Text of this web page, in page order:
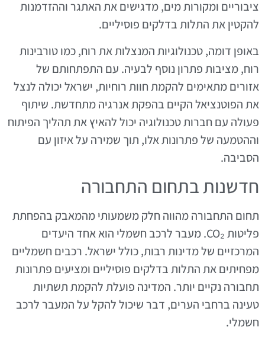
ציבוריים ומקורות מים, מדגישים את האתגר וההזדמנות
להקטין את התלות בדלקים פוסיליים.
באופן דומה, טכנולוגיות המנצלות את רוח, כמו טורבינות
רוח, מציבות פתרון נוסף לבעיה. עם התפתחותם של
אזורים מתאימים להקמת חוות רוחיות, ישראל יכולה לנצל
את הפוטנציאל הקיים בהפקת אנרגיה מתחדשת. שיתוף
פעולה עם חברות טכנולוגיה יכול להאיץ את תהליך הפיתוח
וההטמעה של פתרונות אלו, תוך שמירה על איזון עם
הסביבה.
חדשנות בתחום התחבורה
תחום התחבורה מהווה חלק משמעותי מהמאבק בהפחתת
פליטות CO₂. מעבר לרכב חשמלי הוא אחד היעדים
המרכזיים של מדינות רבות, כולל ישראל. רכבים חשמליים
מפחיתים את התלות בדלקים פוסיליים ומציעים פתרונות
תחבורה נקיים יותר. המדינה פועלת להקמת תשתיות
טעינה ברחבי הערים, דבר שיכול להקל על המעבר לרכב
חשמלי.